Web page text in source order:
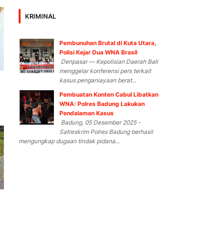
KRIMINAL
Pembunuhan Brutal di Kuta Utara,
Polisi Kejar Dua WNA Brasil
Denpasar — Kepolisian Daerah Bali
menggelar konferensi pers terkait
kasus penganiayaan berat...
Pembuatan Konten Cabul Libatkan
WNA: Polres Badung Lakukan
Pendalaman Kasus
Badung, 05 Desember 2025 -
Satreskrim Polres Badung berhasil
mengungkap dugaan tindak pidana...